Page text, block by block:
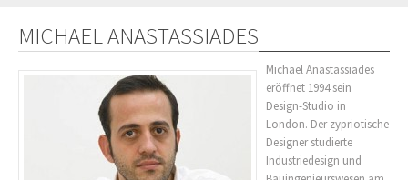
MICHAEL ANASTASSIADES
Michael Anastassiades
eröffnet 1994 sein
Design-Studio in
London. Der zypriotische
Designer studierte
Industriedesign und